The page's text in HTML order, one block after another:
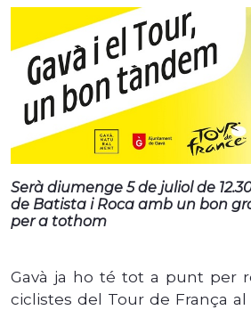
Serà diumenge 5 de juliol de
de Batista i Roca amb un bon
per a tothom
Gavà ja ho té tot a punt per
ciclistes del Tour de França al